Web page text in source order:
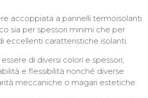
accoppiata a pannelli termoisolanti
sia per spessori minimi che per
eccellenti caratteristiche isolanti.
di diversi colori e spessori;
e flessibilità nonché diverse
meccaniche o magari estetiche.